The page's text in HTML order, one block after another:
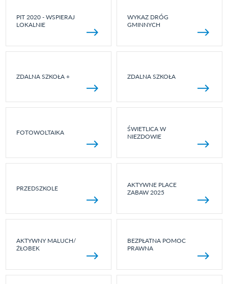
PIT 2020 - WSPIERAJ
LOKALNIE
WYKAZ DRÓG
GMINNYCH
ZDALNA SZKOŁA + ZDALNA SZKOŁA
FOTOWOLTAIKA
ŚWIETLICA W
NIEZDOWIE
PRZEDSZKOLE
AKTYWNE PLACE
ZABAW 2025
AKTYWNY MALUCH/
ŻŁOBEK
BEZPŁATNA POMOC
PRAWNA